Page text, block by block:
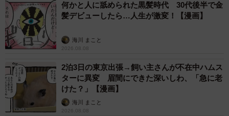
何かと人に舐められた黒髪時代 30代後半で金
髪デビューしたら…人生が激変！【漫画】
海川 まこと
2026.08.08
2泊3日の東京出張→飼い主さんが不在中ハムス
ターに異変 眉間にできた深いしわ、「急に老
けた？」【漫画】
海川 まこと
2026.08.08